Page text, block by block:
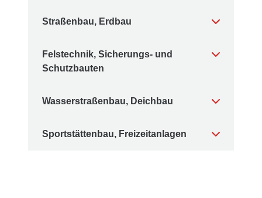
Straßenbau, Erdbau
Felstechnik, Sicherungs- und
Schutzbauten
Wasserstraßenbau, Deichbau
Sportstättenbau, Freizeitanlagen